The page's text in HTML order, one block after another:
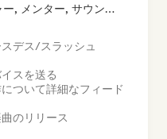
レーベル, マネージャー, メンター, サウンドエキスパート
デス/スラッシュ
スを送る
ついて詳細なフィード
のリリース